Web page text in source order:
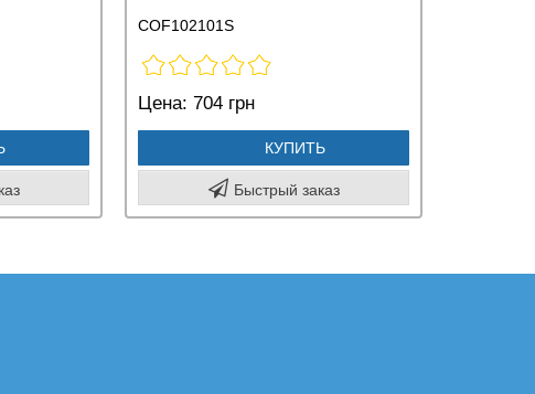
COF102101S
Цена: 704 грн
КУПИТЬ
Быстрый заказ